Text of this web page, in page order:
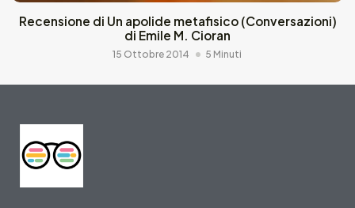
Recensione di Un apolide metafisico (Conversazioni)
di Emile M. Cioran
15 Ottobre 2014 5 Minuti